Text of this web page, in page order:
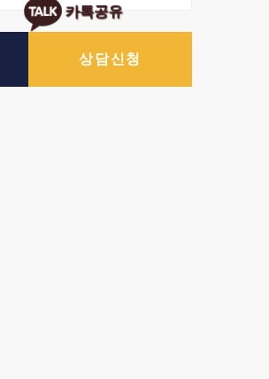
상담신청
카톡공유